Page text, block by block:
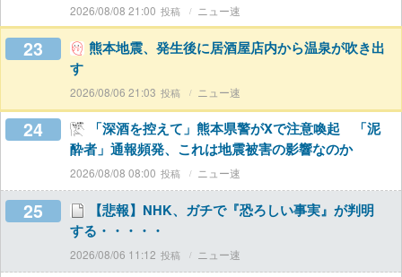
2026/08/08 21:00 ニュー速
23
熊本地震、発生後に居酒屋店内から温泉が吹き出
す
2026/08/06 21:03 ニュー速
24
「深酒を控えて」熊本県警がXで注意喚起 「泥
酔者」通報頻発、これは地震被害の影響なのか
2026/08/08 08:00 ニュー速
25
【悲報】NHK、ガチで『恐ろしい事実』が判明
する・・・・・
2026/08/06 11:12 ニュー速